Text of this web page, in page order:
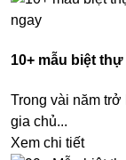
10+ mẫu biệt
Trong vài năm
gia chủ...
Xem chi tiết